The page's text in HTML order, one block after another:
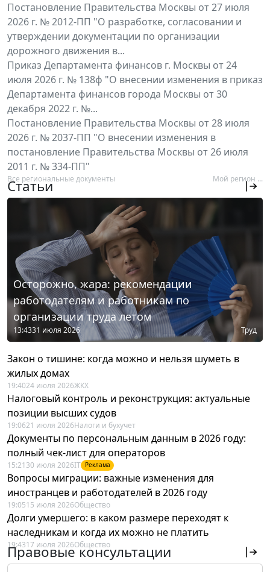
Постановление Правительства Москвы от 27 июля
2026 г. № 2012-ПП "О разработке, согласовании и
утверждении документации по организации
дорожного движения в...
Приказ Департамента финансов г. Москвы от 24
июля 2026 г. № 138ф "О внесении изменения в приказ
Департамента финансов города Москвы от 30
декабря 2022 г. №...
Постановление Правительства Москвы от 28 июля
2026 г. № 2037-ПП "О внесении изменения в
постановление Правительства Москвы от 26 июля
2011 г. № 334-ПП"
Все региональные документы Мой регион ...
Статьи
Осторожно, жара: рекомендации
работодателям и работникам по
организации труда летом
13:4331 июля 2026 Труд
Закон о тишине: когда можно и нельзя шуметь в
жилых домах
19:4024 июля 2026ЖКХ
Налоговый контроль и реконструкция: актуальные
позиции высших судов
19:0621 июля 2026Налоги и бухучет
Документы по персональным данным в 2026 году:
полный чек-лист для операторов
15:21 30 июля 2026IT Реклама
Вопросы миграции: важные изменения для
иностранцев и работодателей в 2026 году
19:0515 июля 2026Общество
Долги умершего: в каком размере переходят к
наследникам и когда их можно не платить
19:4317 июля 2026Общество
Правовые консультации